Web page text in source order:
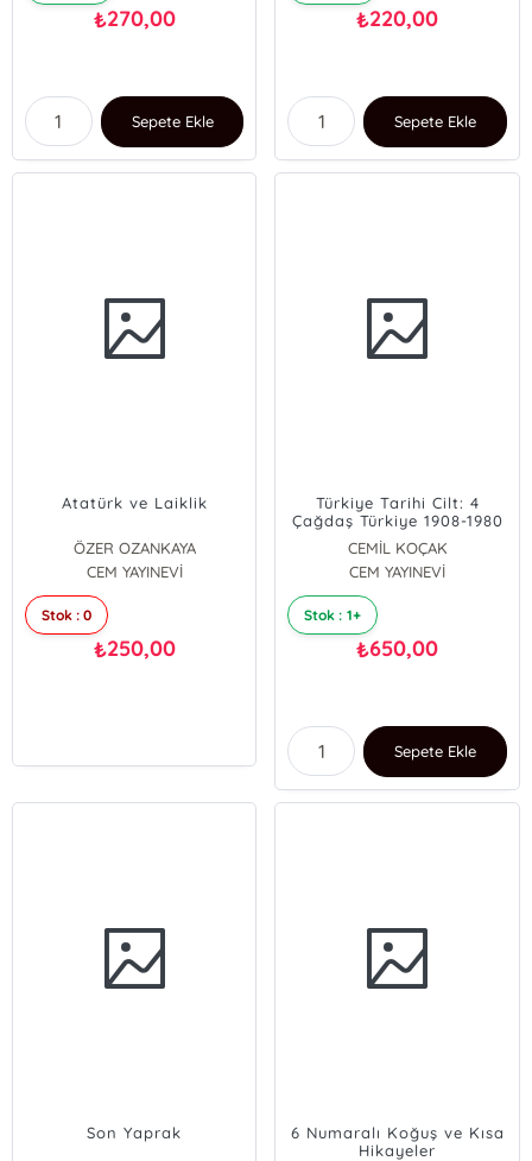
₺270,00
Sepete Ekle
₺220,00
Sepete Ekle
Atatürk ve Laiklik
ÖZER OZANKAYA
CEM YAYINEVİ
Stok : 0
₺250,00
Türkiye Tarihi Cilt: 4
Çağdaş Türkiye 1908-1980
CEMİL KOÇAK
CEM YAYINEVİ
Stok : 1+
₺650,00
Sepete Ekle
Son Yaprak
6 Numaralı Koğuş ve Kısa
Hikayeler